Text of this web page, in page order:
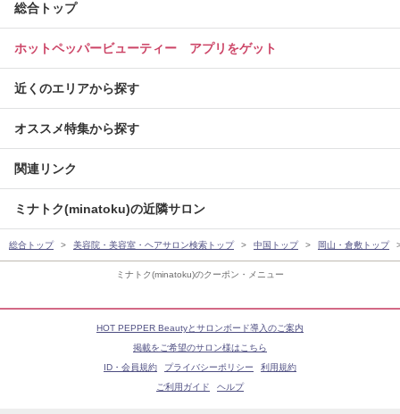
ミナトク(minatoku)のクーポン・メニュー
総合トップ
ホットペッパービューティー アプリをゲット
近くのエリアから探す
オススメ特集から探す
関連リンク
ミナトク(minatoku)の近隣サロン
総合トップ 美容院・美容室・ヘアサロン検索トップ 中国トップ 岡山・倉敷トップ
HOT PEPPER Beautyとサロンボード導入のご案内
掲載をご希望のサロン様はこちら
ID・会員規約
プライバシーポリシー
利用規約
ご利用ガイド
ヘルプ